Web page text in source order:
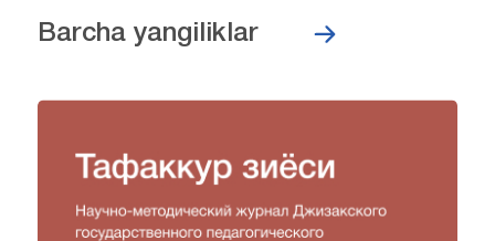
Barcha yangiliklar